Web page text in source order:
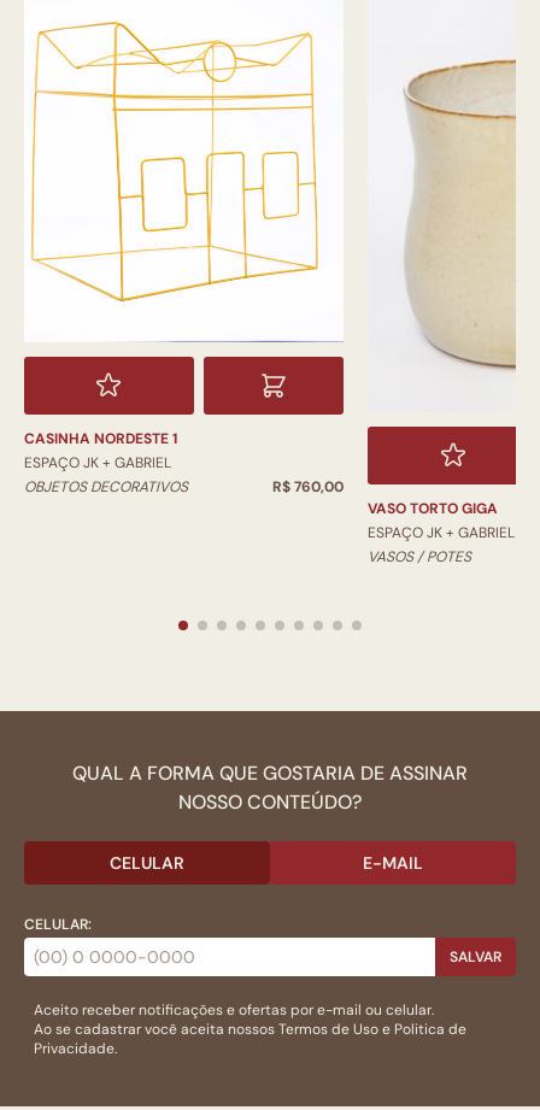
CASINHA NORDESTE 1
ESPAÇO JK + GABRIEL
OBJETOS DECORATIVOS
R$ 760,00
VASO TORTO GIGA
ESPAÇO JK + GABRIEL
VASOS / POTES
QUAL A FORMA QUE GOSTARIA DE ASSINAR
NOSSO CONTEÚDO?
CELULAR E-MAIL
CELULAR:
SALVAR
Aceito receber notificações e ofertas por e-mail ou celular.
Ao se cadastrar você aceita nossosTermos de Usoe Politica de
Privacidade.